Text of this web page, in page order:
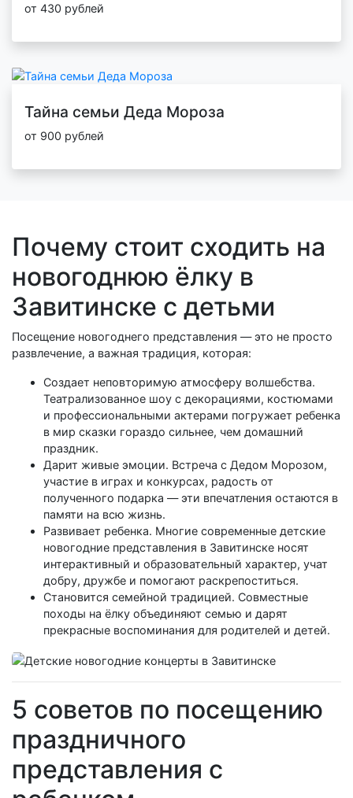
от 430 рублей
Тайна семьи Деда Мороза
от 900 рублей
Почему стоит сходить на
новогоднюю ёлку в
Завитинске с детьми
Посещение новогоднего представления — это не просто
развлечение, а важная традиция, которая:
Создает неповторимую атмосферу волшебства.
Театрализованное шоу с декорациями, костюмами
и профессиональными актерами погружает ребенка
в мир сказки гораздо сильнее, чем домашний
праздник.
Дарит живые эмоции. Встреча с Дедом Морозом,
участие в играх и конкурсах, радость от
полученного подарка — эти впечатления остаются в
памяти на всю жизнь.
Развивает ребенка. Многие современные детские
новогодние представления в Завитинске носят
интерактивный и образовательный характер, учат
добру, дружбе и помогают раскрепоститься.
Становится семейной традицией. Совместные
походы на ёлку объединяют семью и дарят
прекрасные воспоминания для родителей и детей.
5 советов по посещению
праздничного
представления с